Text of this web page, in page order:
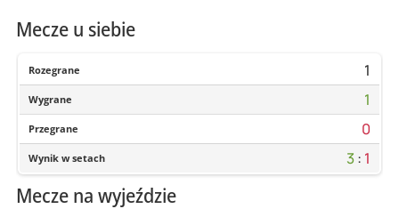
Mecze u siebie
Rozegrane 1
Wygrane 1
Przegrane 0
Wynik w setach 3: 1
Mecze na wyjeździe